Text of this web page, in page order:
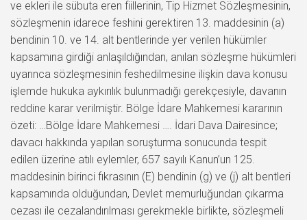
ve ekleri ile sübuta eren fiillerinin, Tip Hizmet Sözleşmesinin,
sözleşmenin idarece feshini gerektiren 13. maddesinin (a)
bendinin 10. ve 14. alt bentlerinde yer verilen hükümler
kapsamına girdiği anlaşıldığından, anılan sözleşme hükümleri
uyarınca sözleşmesinin feshedilmesine ilişkin dava konusu
işlemde hukuka aykırılık bulunmadığı gerekçesiyle, davanın
reddine karar verilmiştir. Bölge İdare Mahkemesi kararının
özeti: …Bölge İdare Mahkemesi …. İdari Dava Dairesince;
davacı hakkında yapılan soruşturma sonucunda tespit
edilen üzerine atılı eylemler, 657 sayılı Kanun’un 125.
maddesinin birinci fıkrasının (E) bendinin (g) ve (j) alt bentleri
kapsamında olduğundan, Devlet memurluğundan çıkarma
cezası ile cezalandırılması gerekmekle birlikte, sözleşmeli